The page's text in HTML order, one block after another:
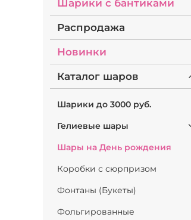
Шарики с бантиками
Распродажа
Новинки
Каталог шаров
Шарики до 3000 руб.
Гелиевые шары
Шары на День рождения
Коробки с сюрпризом
Фонтаны (Букеты)
Фольгированные